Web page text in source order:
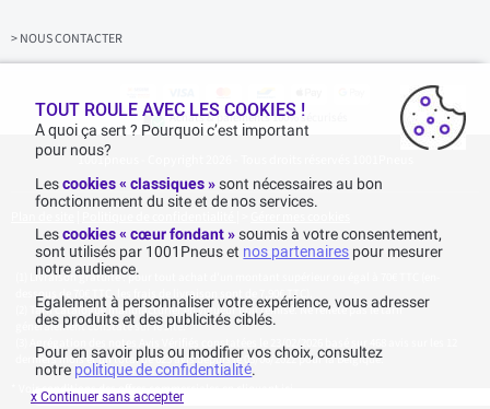
z
v
> NOUS CONTACTER
Achats & paiements 100% sécurisés
1001pneus - Copyright 2026 - Tous droits réservés 1001Pneus
Livraison gratuite : pour tout achat d'un montant supérieur ou égal à 70€ TTC (en-
dessous de 70€ TTC, les frais de livraison sont de 7,90€ TTC).
Tarif catalogue manufacturier en vigueur non remisé. Ne reflète pas le tarif
généralement constaté sur le site.
Agrégation des notes Avis Vérifiés constatées le 23/02/2026 basé sur 468 avis sur les 12
derniers mois et un total de 623 avis depuis le 03/06/2022 pour la Belgique.
* Voir conditions des offres commerciales en
TOUT ROULE AVEC LES COOKIES !
A quoi ça sert ? Pourquoi c’est important
pour nous?
Lescookies « classiques »sont nécessaires au bon
fonctionnement du site et de nos services.
Lescookies « cœur fondant » soumis à votre consentement,
sont utilisés par 1001Pneus et nos partenaires pour mesurer
notre audience.
Egalement à personnaliser votre expérience, vous adresser
des produits et des publicités ciblés.
Pour en savoir plus ou modifier vos choix, consultez
notre politique de confidentialité.
x Continuer sans accepter